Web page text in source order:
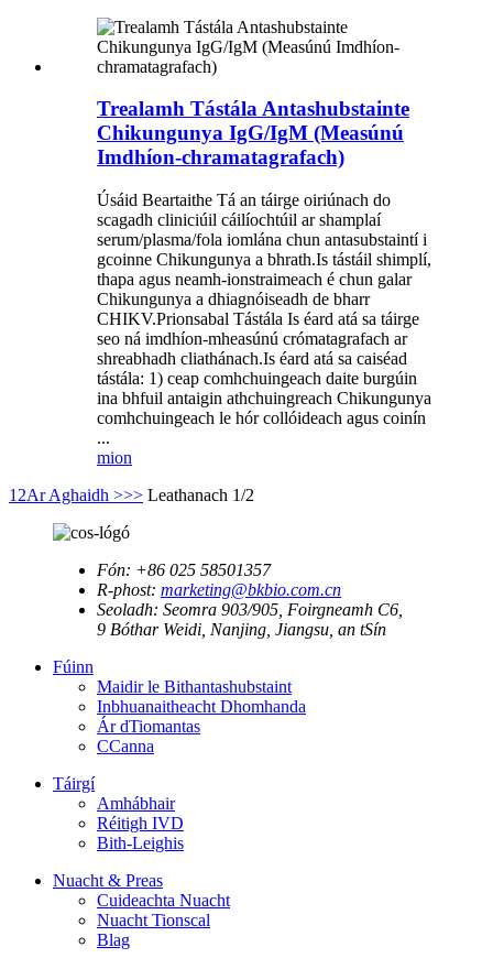
Trealamh Tástála Antashubstainte
Chikungunya IgG/IgM (Measúnú
Imdhíon-chramatagrafach)
Úsáid Beartaithe Tá an táirge oiriúnach do
scagadh cliniciúil cáilíochtúil ar shamplaí
serum/plasma/fola iomlána chun antasubstaintí i
gcoinne Chikungunya a bhrath.Is tástáil shimplí,
thapa agus neamh-ionstraimeach é chun galar
Chikungunya a dhiagnóiseadh de bharr
CHIKV.Prionsabal Tástála Is éard atá sa táirge
seo ná imdhíon-mheasúnú crómatagrafach ar
shreabhadh cliathánach.Is éard atá sa caiséad
tástála: 1) ceap comhchuingeach daite burgúin
ina bhfuil antaigin athchuingreach Chikungunya
comhchuingeach le hór collóideach agus coinín
...
mion
1 2Ar Aghaidh >>> Leathanach 1/2
Fón: +86 025 58501357
R-phost: marketing@bkbio.com.cn
Seoladh: Seomra 903/905, Foirgneamh C6,
9 Bóthar Weidi, Nanjing, Jiangsu, an tSín
Fúinn
Maidir le Bithantashubstaint
Inbhuanaitheacht Dhomhanda
Ár dTiomantas
CCanna
Táirgí
Amhábhair
Réitigh IVD
Bith-Leighis
Nuacht & Preas
Cuideachta Nuacht
Nuacht Tionscal
Blag